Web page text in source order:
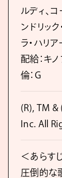
ルディ、
ンドリッ
ラ・ハリ
配給：キ
倫：G
(R), TM
Inc. All
＜あらす
圧倒的な